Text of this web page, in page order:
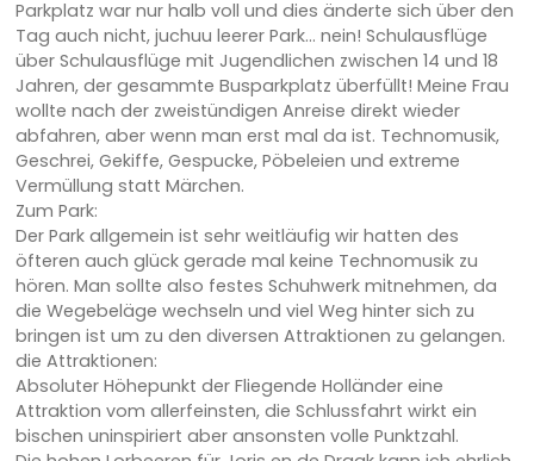
Parkplatz war nur halb voll und dies änderte sich über den
Tag auch nicht, juchuu leerer Park... nein! Schulausflüge
über Schulausflüge mit Jugendlichen zwischen 14 und 18
Jahren, der gesammte Busparkplatz überfüllt! Meine Frau
wollte nach der zweistündigen Anreise direkt wieder
abfahren, aber wenn man erst mal da ist. Technomusik,
Geschrei, Gekiffe, Gespucke, Pöbeleien und extreme
Vermüllung statt Märchen.
Zum Park:
Der Park allgemein ist sehr weitläufig wir hatten des
öfteren auch glück gerade mal keine Technomusik zu
hören. Man sollte also festes Schuhwerk mitnehmen, da
die Wegebeläge wechseln und viel Weg hinter sich zu
bringen ist um zu den diversen Attraktionen zu gelangen.
die Attraktionen:
Absoluter Höhepunkt der Fliegende Holländer eine
Attraktion vom allerfeinsten, die Schlussfahrt wirkt ein
bischen uninspiriert aber ansonsten volle Punktzahl.